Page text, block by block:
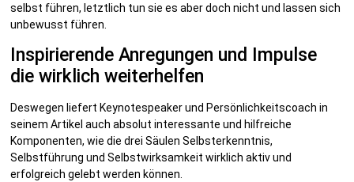
selbst führen, letztlich tun sie es aber doch nicht und lassen sich
unbewusst führen.
Inspirierende Anregungen und Impulse
die wirklich weiterhelfen
Deswegen liefert Keynotespeaker und Persönlichkeitscoach in
seinem Artikel auch absolut interessante und hilfreiche
Komponenten, wie die drei Säulen Selbsterkenntnis,
Selbstführung und Selbstwirksamkeit wirklich aktiv und
erfolgreich gelebt werden können.